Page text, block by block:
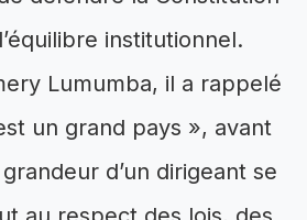
institutionnel.
Lumumba, il a rappelé
un grand pays », avant
d’un dirigeant se